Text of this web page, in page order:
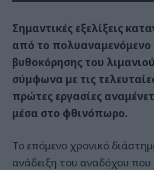
Σημαντικές εξελίξεις
από το πολυαναμενόμενο
βυθοκόρησης του
σύμφωνα με τις
πρώτες εργασίες
μέσα στο φθινόπωρο.
Το επόμενο χρονικό
ανάδειξη του αναδόχου που